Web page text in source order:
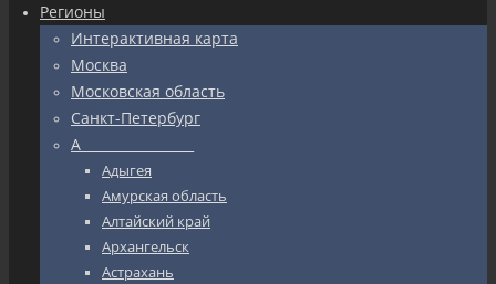
Регионы
Интерактивная карта
Москва
Московская область
Санкт-Петербург
А_________________
Адыгея
Амурская область
Алтайский край
Архангельск
Астрахань